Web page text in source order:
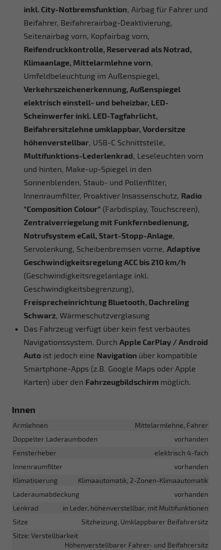
inkl. City-Notbremsfunktion , Airbag für Fahrer und
Beifahrer, Beifahrerairbag-Deaktivierung,
Seitenairbag vorn, Kopfairbag vorn,
Reifendruckkontrolle, Reserverad als Notrad,
Klimaanlage, Mittelarmlehne vorn
Umfeldbeleuchtung im Außenspiegel,
Verkehrszeichenerkennung, Außenspiegel
elektrisch einstell- und beheizbar, LED-
Scheinwerfer inkl. LED-Tagfahrlicht,
Beifahrersitzlehne umklappbar, Vordersitze
höhenverstellbar , USB-C Schnittstelle,
Multifunktions-Lederlenkrad , Leseleuchten vorn
und hinten, Make-up-Spiegel in den
Sonnenblenden, Staub- und Pollenfilter,
Innenraumfilter, Proaktiver Insassenschutz, Radio
"Composition Colour" (Farbdisplay, Touchscreen),
Zentralverriegelung mit Funkfernbedienung,
Notrufsystem eCall, Start-Stopp-Anlage
Servolenkung, Scheibenbremsen vorne, Adaptive
Geschwindigkeitsregelung ACC bis 210 km/h
(Geschwindigkeitsregelanlage inkl.
Geschwindigkeitsbegrenzung),
Freisprecheinrichtung Bluetooth, Dachreling
Schwarz , Wärmeschutzverglasung
Das Fahrzeug verfügt über kein fest verbautes
Navigationssystem. Durch Apple CarPlay / Android
Auto ist jedoch eine Navigation über kompatible
Smartphone-Apps (z.B. Google Maps oder Apple
Karten) über den Fahrzeugbildschirm möglich.
Innen
Armlehnen
Mittelarmlehne, Fahrer
Doppelter Laderaumboden
vorhanden
Fensterheber
elektrisch 4-fach
Innenraumfilter
vorhanden
Klimatisierung
Klimaautomatik, 2-Zonen-Klimaautomatik
Laderaumabdeckung
vorhanden
Lenkrad
in Leder, höhenverstellbar, mit Multifunktionen
Sitze
Sitzheizung, Umklappbarer Beifahrersitz
Sitze: Verstellbarkeit
Höhenverstellbarer Fahrer- und Beifahrersitz